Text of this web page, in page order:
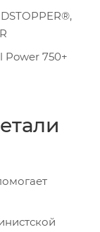
Power 750+